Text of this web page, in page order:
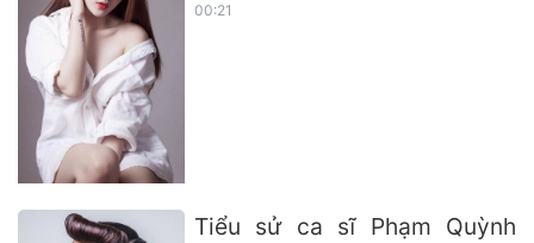
00:21
Tiểu sử ca sĩ Phạm Quỳnh